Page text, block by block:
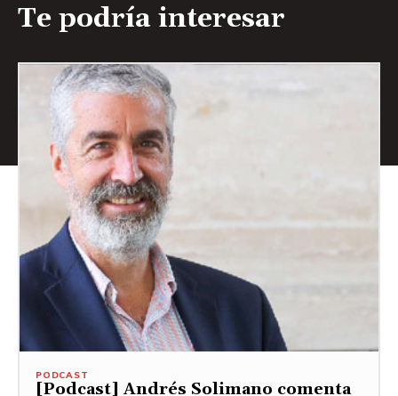
Te podría interesar
PODCAST
[Podcast] Andrés Solimano comenta